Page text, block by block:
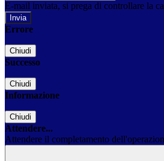
E-mail inviata, si prega di controllare la
Errore
Chiudi
Successo
Chiudi
Informazione
Chiudi
Attendere...
Attendere il completamento